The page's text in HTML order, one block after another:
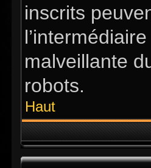
inscrits
malveillante
robots.
Haut